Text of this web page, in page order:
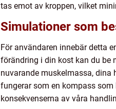
tas emot av kroppen, vilket
Simulationer som
För användaren innebär detta
förändring i din kost kan du be
nuvarande muskelmassa,
fungerar som en kompass
konsekvenserna av våra